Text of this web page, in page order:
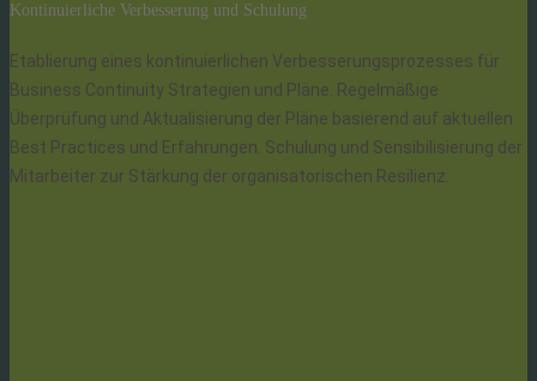
Kontinuierliche Verbesserung und Schulung
Etablierung eines kontinuierlichen Verbesserungsprozesses für
Business Continuity Strategien und Pläne. Regelmäßige
Überprüfung und Aktualisierung der Pläne basierend auf aktuellen
Best Practices und Erfahrungen. Schulung und Sensibilisierung der
Mitarbeiter zur Stärkung der organisatorischen Resilienz.